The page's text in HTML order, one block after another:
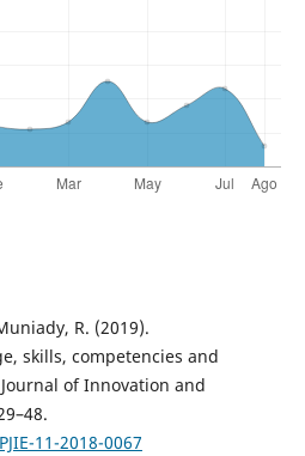
R. (2019).
skills, competencies and
of Innovation and
11-2018-0067